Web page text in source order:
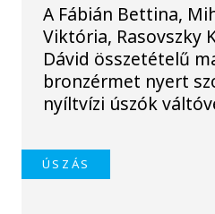
A Fábián Bettina,
Viktória, Rasovszky
Dávid összetételű
bronzérmet nyert
nyíltvízi úszók
ÚSZÁS